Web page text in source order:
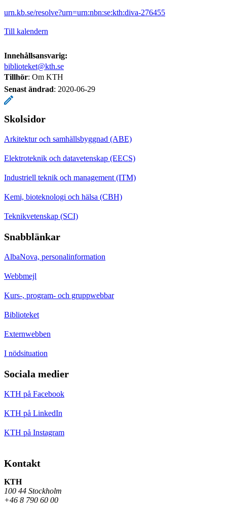
urn.kb.se/resolve?urn=urn:nbn:se:kth:diva-276455
Till kalendern
Innehållsansvarig:
biblioteket@kth.se
Tillhör: Om KTH
Senast ändrad: 2020-06-29
Skolsidor
Arkitektur och samhällsbyggnad (ABE)
Elektroteknik och datavetenskap (EECS)
Industriell teknik och management (ITM)
Kemi, bioteknologi och hälsa (CBH)
Teknikvetenskap (SCI)
Snabblänkar
AlbaNova, personalinformation
Webbmejl
Kurs-, program- och gruppwebbar
Biblioteket
Externwebben
I nödsituation
Sociala medier
KTH på Facebook
KTH på LinkedIn
KTH på Instagram
Kontakt
KTH
100 44 Stockholm
+46 8 790 60 00